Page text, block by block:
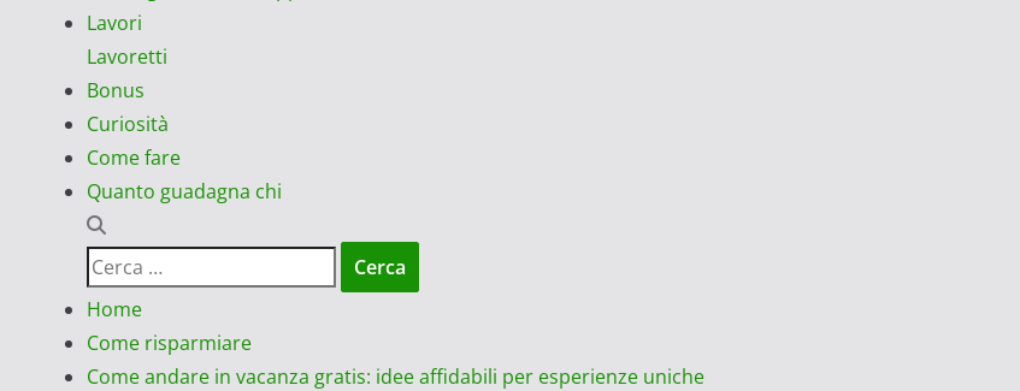
Lavori
Lavoretti
Bonus
Curiosità
Come fare
Quanto guadagna chi
Ricerca
per:
Home
Come risparmiare
Come andare in vacanza gratis: idee affidabili per esperienze uniche